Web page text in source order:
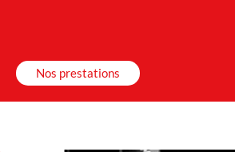
Nos prestations